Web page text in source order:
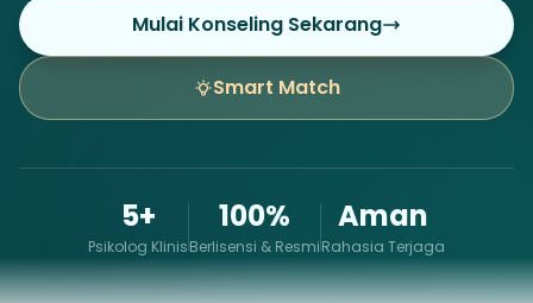
Mulai Konseling Sekarang
Smart Match
5+
Psikolog Klinis
100%
Berlisensi & Resmi
Aman
Rahasia Terjaga